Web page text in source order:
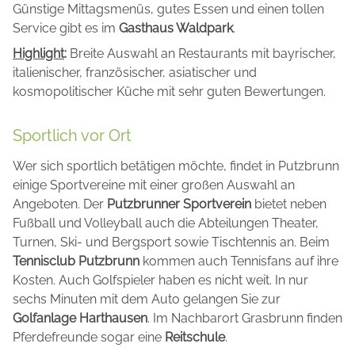
Günstige Mittagsmenüs, gutes Essen und einen tollen
Service gibt es im Gasthaus Waldpark.
Highlight: Breite Auswahl an Restaurants mit bayrischer,
italienischer, französischer, asiatischer und
kosmopolitischer Küche mit sehr guten Bewertungen.
Sportlich vor Ort
Wer sich sportlich betätigen möchte, findet in Putzbrunn
einige Sportvereine mit einer großen Auswahl an
Angeboten. Der Putzbrunner Sportverein bietet neben
Fußball und Volleyball auch die Abteilungen Theater,
Turnen, Ski- und Bergsport sowie Tischtennis an. Beim
Tennisclub Putzbrunn kommen auch Tennisfans auf ihre
Kosten. Auch Golfspieler haben es nicht weit. In nur
sechs Minuten mit dem Auto gelangen Sie zur
Golfanlage Harthausen. Im Nachbarort Grasbrunn finden
Pferdefreunde sogar eine Reitschule.